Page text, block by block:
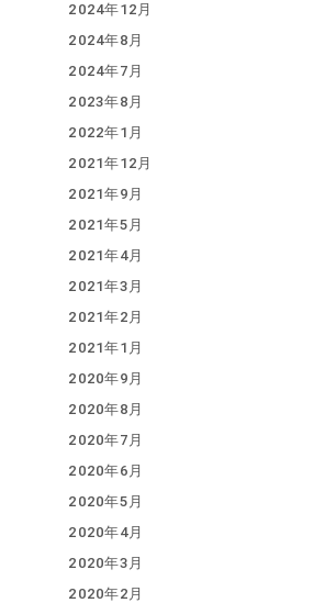
2024年12月
2024年8月
2024年7月
2023年8月
2022年1月
2021年12月
2021年9月
2021年5月
2021年4月
2021年3月
2021年2月
2021年1月
2020年9月
2020年8月
2020年7月
2020年6月
2020年5月
2020年4月
2020年3月
2020年2月